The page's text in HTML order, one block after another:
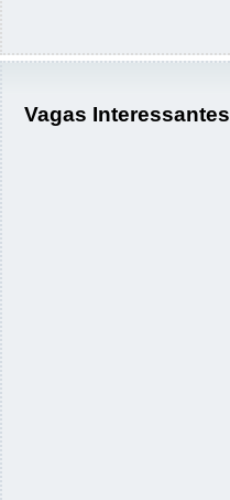
Vagas Interessantes